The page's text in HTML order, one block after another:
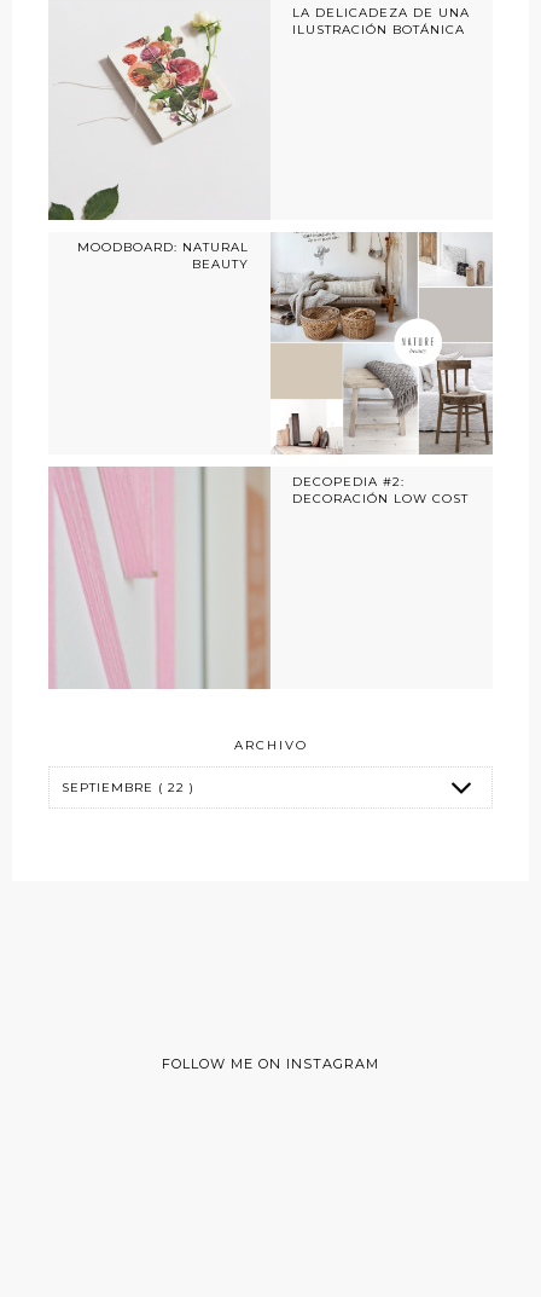
LA DELICADEZA DE UNA
ILUSTRACIÓN BOTÁNICA
MOODBOARD: NATURAL
BEAUTY
DECOPEDIA #2:
DECORACIÓN LOW COST
ARCHIVO
FOLLOW ME ON INSTAGRAM